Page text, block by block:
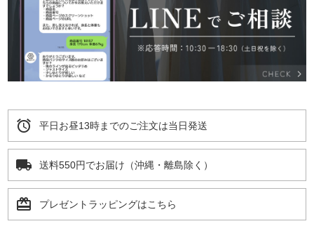
alarm 平日お昼13時までのご注文は当日発送
local_shipping 送料550円でお届け（沖縄・離島除く）
card_giftcard プレゼントラッピングはこちら